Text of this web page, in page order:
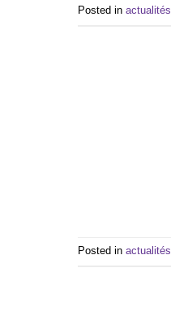
Posted inactualités
Posted inactualités